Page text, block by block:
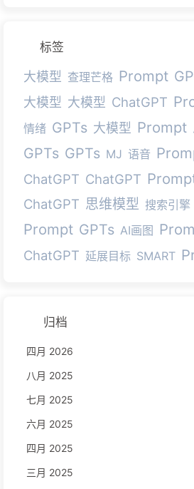
标签
大模型 查理芒格 Prompt
大模型 大模型 ChatGPT
情绪 GPTs 大模型 Prompt
GPTs GPTs MJ 语音
ChatGPT ChatGPT
ChatGPT 思维模型 搜索引擎
Prompt GPTs AI画图
ChatGPT 延展目标 SMART
归档
四月 2026
八月 2025
七月 2025
六月 2025
四月 2025
三月 2025